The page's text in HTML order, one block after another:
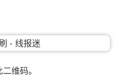
维码。